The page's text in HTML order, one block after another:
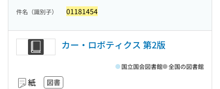
件名（識別子） 01181454
カー・ロボティクス 第2版
紙 図書
国立国会図書館 全国の図書館